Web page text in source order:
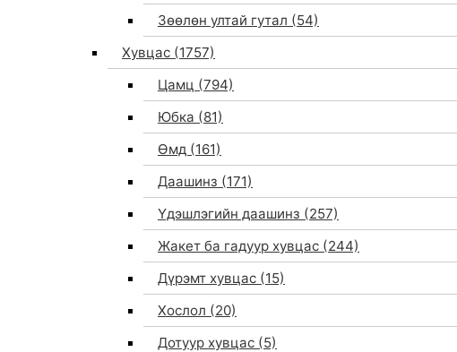
Зөөлөн ултай гутал (54)
Хувцас (1757)
Цамц (794)
Юбка (81)
Өмд (161)
Даашинз (171)
Үдэшлэгийн даашинз (257)
Жакет ба гадуур хувцас (244)
Дүрэмт хувцас (15)
Хослол (20)
Дотуур хувцас (5)